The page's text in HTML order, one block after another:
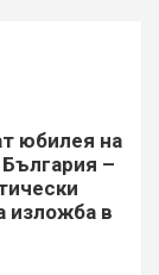
юбилея на
–
изложба в